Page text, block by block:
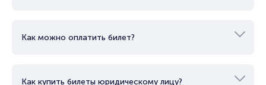
Как можно оплатить билет?
Как купить билеты юридическому лицу?